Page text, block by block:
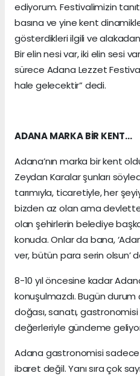
ediyorum. Festivalimizin
basına ve yine kent
gösterdikleri ilgili ve
Bir elin nesi var, iki elin sesi
sürece Adana Lezzet
hale gelecektir” dedi.
ADANA MARKA BİR KENT…
Adana’nın marka bir kent
Zeydan Karalar şunları
tarımıyla, ticaretiyle, her
bizden az olan ama
olan şehirlerin belediye
konuda. Onlar da bana,
ver, bütün para serin olsun’
8-10 yıl öncesine kadar
konuşulmazdı. Bugün durum
doğası, sanatı,
değerleriyle gündeme
Adana gastronomisi
ibaret değil. Yanı sıra çok